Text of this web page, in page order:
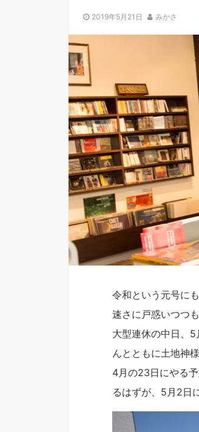
2019年5月21日 みかさ
令和という元号に
速さに戸惑いつつ
大型連休の中日、
んとともに土地神
4月の23日にやる
るはずが、5月2日